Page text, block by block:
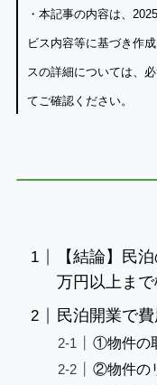
・本記事の内容は、
ビス内容等に基づき作
スの詳細については、
てご確認ください。
【結論】民
万円以上まで
民泊開業で
①物件の
②物件の